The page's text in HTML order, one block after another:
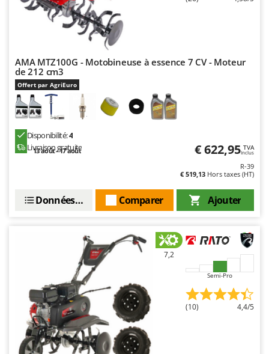
AMA MTZ100G - Motobineuse à essence 7 CV - Moteur
de 212 cm3
Offert par AgriEuro
Disponibilité:4
Livraison gratuite
13 août - 17 août € 622,95 TVA
Inclus
R-39
€ 519,13 Hors taxes (HT)
Ajouter
Comparer
Données techniques
7,2
Semi-Pro
(10) 4,4/5